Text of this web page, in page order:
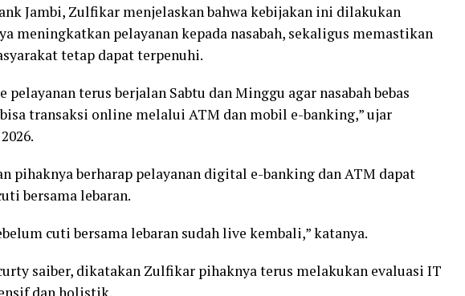
Jambi, Zulfikar menjelaskan bahwa kebijakan ini dilakukan
meningkatkan pelayanan kepada nasabah, sekaligus memastikan
tetap dapat terpenuhi.
pelayanan terus berjalan Sabtu dan Minggu agar nasabah bebas
transaksi online melalui ATM dan mobil e-banking,” ujar
pihaknya berharap pelayanan digital e-banking dan ATM dapat
bersama lebaran.
cuti bersama lebaran sudah live kembali,” katanya.
saiber, dikatakan Zulfikar pihaknya terus melakukan evaluasi IT